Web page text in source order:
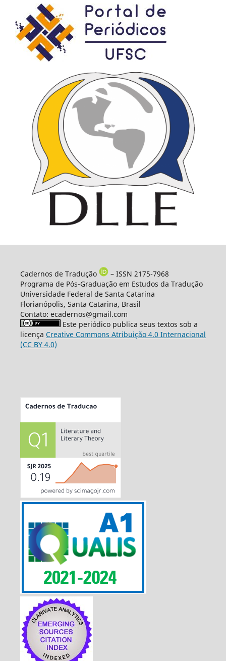
Cadernos de Tradução
– ISSN 2175-7968
Programa de Pós-Graduação em Estudos da Tradução
Universidade Federal de Santa Catarina
Florianópolis, Santa Catarina, Brasil
Contato: ecadernos@gmail.com
Este periódico publica seus textos sob a
licença Creative Commons Atribuição 4.0 Internacional
(CC BY 4.0)